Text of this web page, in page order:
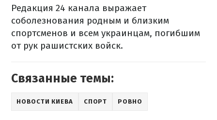
Редакция 24 канала выражает
соболезнования родным и близким
спортсменов и всем украинцам, погибшим
от рук рашистских войск.
Связанные темы:
НОВОСТИ КИЕВА СПОРТ РОВНО